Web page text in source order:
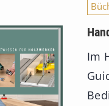
Im